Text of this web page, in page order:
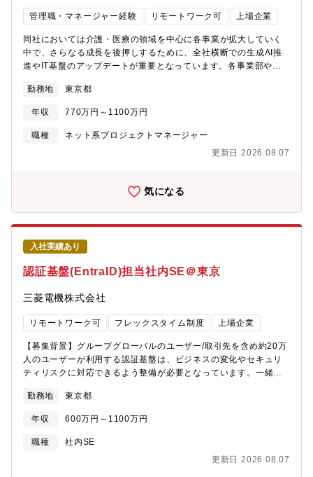
チャレンジングな課題となります。業務領域はシステム開発・ソ
フトウェア開発に加え、AI(人工知能及び機械学習)の利用もスコー
プであり、幅広い業務ドメインで活躍頂けます。②組織構成◎部
としては約150名の組織です◎キャリア入社比率は 約25％家電
メーカーや半導体メーカーからの入社者が多く在籍しています。
当社は、業務プロセスや社内ルールなどが整備されているという
声を聞きます。一方で新たな視点や技術力で業務プロセスの改廃
勤務を併用し、場所にとらわれない形で業務を推進できます。
ます。■就業環境19:00にPC自動シャットダウン、フレックス制、
リモートワーク併用可。関西オフィスは日経ニューオフィス賞受
スSCM領域のスペシャリストからデータ戦略推進リーダー、DX推
進のコア人材への成長が可能です。■企業の特徴/魅力江戸時代創
業の老舗専門商社で、長期就業を志向する方が多く、離職率
2.8%、平均勤続15.8年と定着率も高い環境です。
管理職・マネージャー経験 リモートワーク可 上場企業
同社においては介護・医療の領域を中心に各事業が拡大していく
中で、さらなる成長を後押しするために、全社横断での生成AI推
進やIT基盤のアップデートが重要となっています。各事業部やコ
を進めていける方、関係者を巻き込みながら、全社横断でのプロ
ジェクトを推進し、改善活動を前に進めていける方を募集してい
ます。【配属部署】経営管理本部経営インフラ部 ITインフラサー
ビスグループへの配属を想定しております。少数精鋭の組織とな
に関わるプロジェクトを推進しています。【ミッション】「テク
向上と安定的なIT環境の提供を通じ、全員が本質的な業務に集中
できる基盤を構築することがミッションです。プロジェクトの成
功や施策を通じて、会社・事業の成長を間接的に牽引します。
【職務内容】プロジェクト推進担当として、全社横断の重要プロ
ジェクトをリードしていただきます。特に「生成AIの利活用」と
「コミュニケーションインフラ（音声・クラウド）の再構築」に
注力しています。本ポジションの醍醐味は、抽象度の高い課題
（Issue）を構造化し、多種多様なステークホルダーを巻き込みな
がら、現場の実装・成果創出まで一貫して担える点になります。
「提言して終わり」のコンサルティングスタイルではなく、事業
の解像度を高め、行動・実行し、変化を生み出す動きが求められ
ます。コーポレートや事業部門、エンジニアと密に連携し、以下
のようなプロジェクトを推進していただきます。■生成AI推進プロ
ジェクト・全社活用基盤の展開： 新機能の社内アナウンス、利用
モニタリング、リテラシー向上施策・各部署への仕組み導入： コ
成AIを活用した具体的な業務改善の実行、AIエージェントの導入
携帯・クラウド電話）の整理・統合・音声データと生成AIを連携
させた、新たな業務効率化施策の企画・実装■プロジェクトマネジ
本質的なIssueの特定・実装後の運用を見据えた管理ポリシー、ガ
勤務地 東京都
年収 770万円～1100万円
職種
ネット系プロジェクトマネージャー
更新日 2026.08.07
気になる
入社実績あり
認証基盤(EntraID)担当社内SE＠東京
三菱電機株式会社
リモートワーク可 フレックスタイム制度 上場企業
【募集背景】グループグローバルのユーザー/取引先を含め約20万
人のユーザーが利用する認証基盤は、ビジネスの変化やセキュリ
ティリスクに対応できるよう整備が必要となっています。一緒に
します。なお、本求人は三菱電機株式会社へ入社後、25年4月1日
付設立の「三菱電機デジタルイノベーション株式会社」へ在籍出
向することが前提となります。新会社の概要は以下のニュースリ
リースを参照ください。＜DX・IT戦略の推進に向けた新会社設立
https://www.mitsubishiel【業務内容】三菱電機(社内)及び国内外
勤務地 東京都
年収 600万円～1100万円
職種
社内SE
更新日 2026.08.07